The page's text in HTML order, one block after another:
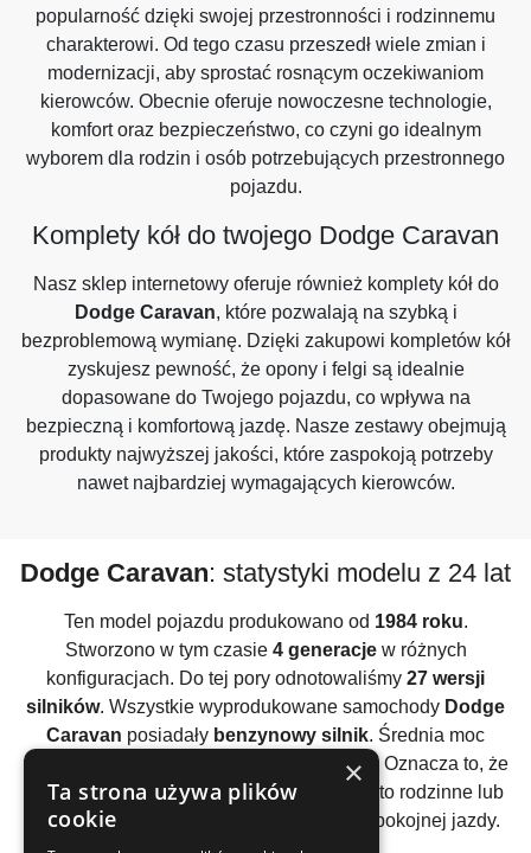
popularność dzięki swojej przestronności i rodzinnemu
charakterowi. Od tego czasu przeszedł wiele zmian i
modernizacji, aby sprostać rosnącym oczekiwaniom
kierowców. Obecnie oferuje nowoczesne technologie,
komfort oraz bezpieczeństwo, co czyni go idealnym
wyborem dla rodzin i osób potrzebujących przestronnego
pojazdu.
Komplety kół do twojego Dodge Caravan
Nasz sklep internetowy oferuje również komplety kół do
Dodge Caravan, które pozwalają na szybką i
bezproblemową wymianę. Dzięki zakupowi kompletów kół
zyskujesz pewność, że opony i felgi są idealnie
dopasowane do Twojego pojazdu, co wpływa na
bezpieczną i komfortową jazdę. Nasze zestawy obejmują
produkty najwyższej jakości, które zaspokoją potrzeby
nawet najbardziej wymagających kierowców.
Dodge Caravan: statystyki modelu z 24 lat
Ten model pojazdu produkowano od 1984 roku.
Stworzono w tym czasie 4 generacjew różnych
konfiguracjach. Do tej pory odnotowaliśmy 27 wersji
silników. Wszystkie wyprodukowane samochody Dodge
Caravan posiadały benzynowy silnik. Średnia moc
wszystkich używanych silników to
143KM
. Oznacza to, że
ten model raczej należy traktować jako auto rodzinne lub
firmowe / flotowe. Polecane głównie do spokojnej jazdy.
×
Ta strona używa plików
cookie